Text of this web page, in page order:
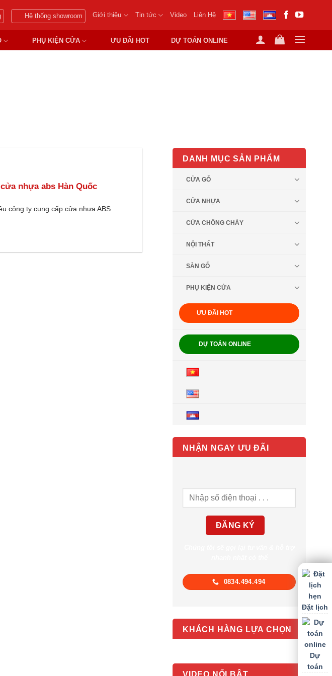
Hệ thống showroom Giới thiệu Tin tức Video Liên Hệ
PHỤ KIỆN CỬA ƯU ĐÃI HOT DỰ TOÁN ONLINE
nhựa abs Hàn Quốc
công ty cung cấp cửa nhựa ABS
DANH MỤC SẢN PHẨM
CỬA GỖ
CỬA NHỰA
CỬA CHỐNG CHÁY
NỘI THẤT
SÀN GỖ
PHỤ KIỆN CỬA
ƯU ĐÃI HOT
DỰ TOÁN ONLINE
NHẬN NGAY ƯU ĐÃI
0834.494.494
KHÁCH HÀNG LỰA CHỌN
VIDEO NỔI BẬT
Đặt lịch
Dự
toán